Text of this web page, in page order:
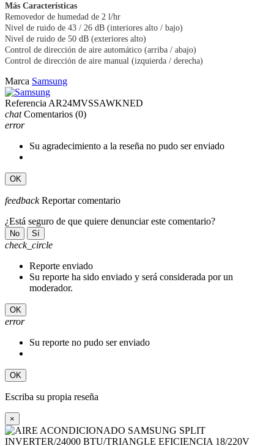
Más Características
Removedor de humedad de 2 l/hr
Nivel de ruido de 43 / 26 dB (interiores alto / bajo)
Nivel de ruido de 50 dB (exteriores alto)
Control de dirección de aire automático (arriba / abajo)
Control de dirección de aire manual (izquierda / derecha)
Marca Samsung
Referencia AR24MVSSAWKNED
chat Comentarios (0)
error
Su agradecimiento a la reseña no pudo ser enviado
OK
feedback Reportar comentario
¿Está seguro de que quiere denunciar este comentario?
No Sí
check_circle
Reporte enviado
Su reporte ha sido enviado y será considerada por un
moderador.
OK
error
Su reporte no pudo ser enviado
OK
Escriba su propia reseña
×